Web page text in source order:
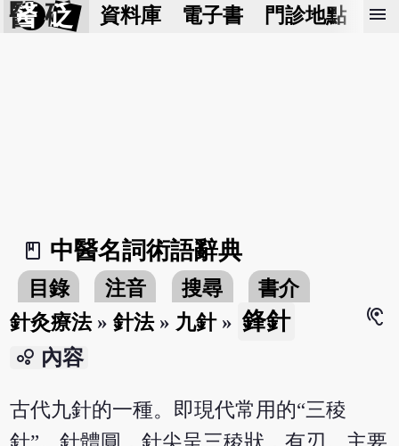
醫 砭 資料庫 電子書 門診地點 預
menu
book_2
中醫名詞術語辭典
目錄 注音 搜尋
書介
針灸療法»針法» 九針» 鋒針
hearing
bubble_chart 內容
古代九針的一種。即現代常用的“三稜